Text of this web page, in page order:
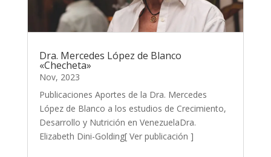
Dra. Mercedes López de Blanco
«Checheta»
Nov, 2023
Publicaciones Aportes de la Dra. Mercedes
López de Blanco a los estudios de Crecimiento,
Desarrollo y Nutrición en VenezuelaDra.
Elizabeth Dini-Golding[ Ver publicación ]